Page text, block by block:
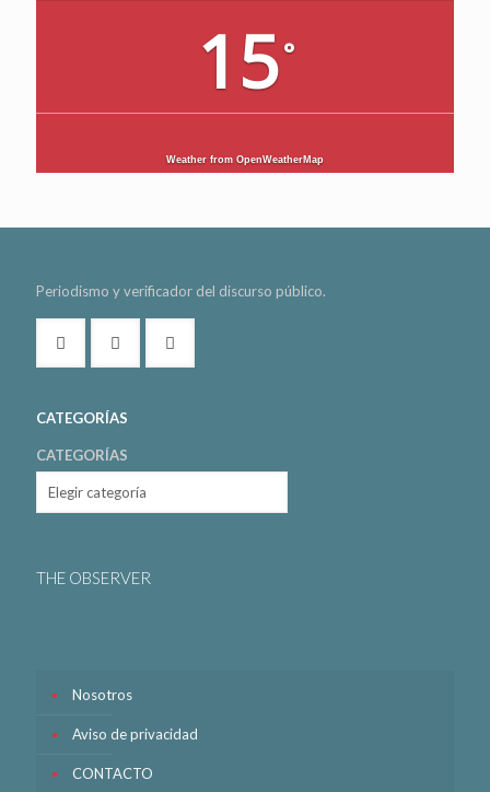
15°
Weather from OpenWeatherMap
Periodismo y verificador del discurso público.
CATEGORÍAS
CATEGORÍAS
THE OBSERVER
Nosotros
Aviso de privacidad
CONTACTO